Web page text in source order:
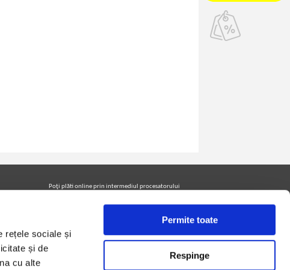
rețele sociale și
și de
cu alte
Permite toate
Respinge
Poţi plăti online prin intermediul procesatorului
Urmăreşte-ne pe facebook pentru a fi la curent cu